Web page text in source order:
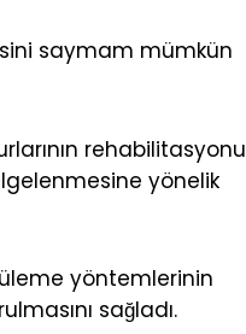
saymam mümkün
rehabilitasyonu
yönelik
yöntemlerinin
sağladı.